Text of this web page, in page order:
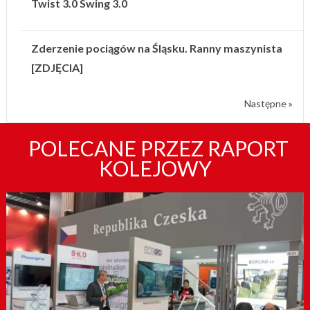
Twist 3.0 Swing 3.0
Zderzenie pociągów na Śląsku. Ranny maszynista
[ZDJĘCIA]
Następne »
POLECANE PRZEZ RAPORT
KOLEJOWY